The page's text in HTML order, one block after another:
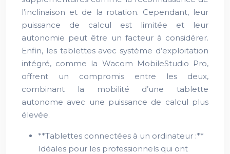
l’inclinaison et de la rotation. Cependant, leur
puissance de calcul est limitée et leur
autonomie peut être un facteur à considérer.
Enfin, les tablettes avec système d’exploitation
intégré, comme la Wacom MobileStudio Pro,
offrent un compromis entre les deux,
combinant la mobilité d’une tablette
autonome avec une puissance de calcul plus
élevée.
**Tablettes connectées à un ordinateur :**
Idéales pour les professionnels qui ont